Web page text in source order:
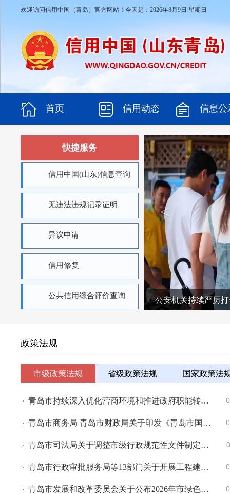
欢迎访问信用中国（青岛）官方网站！今天是： 2026年8月9日 星期日
首页 信用动态 信息公
快捷服务
信用中国(山东)信息查询
无违法违规记录证明
异议申请
信用修复
公共信用综合评价查询 公安机关持续严厉
<
政策法规
市级政策法规 省级政策法规 国家政策法
青岛市持续深入优化营商环境和推进政府职能转变领导小组工程审批制度改革组关于印发《“中国康湾”重点项目建设“一类事一站办”实施工作方案》的通知
青岛市商务局 青岛市财政局关于印发《青岛市国际化消费环境建设试点资金管理办法》《青岛市国际化消费环境建设试点项目管理办法》的通知
青岛市司法局关于调整市级行政规范性文件制定主体清单的通知
青岛市行政审批服务局等13部门关于开展工程建设项目招标投标全过程公平性自查和中标结果公平性审查工作的通知
青岛市发展和改革委员会关于公布2026年市绿色低碳高质量发展重点项目名单的通知